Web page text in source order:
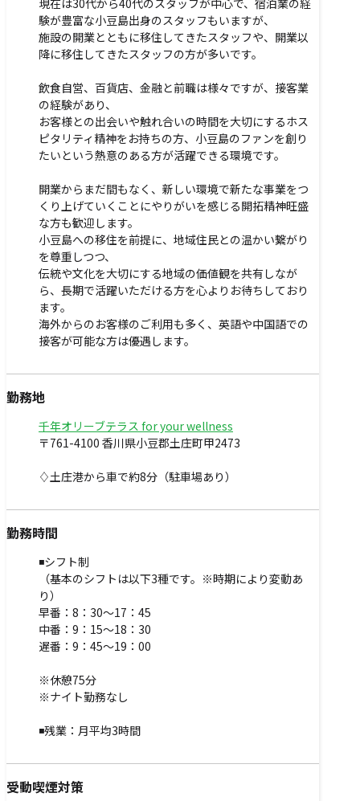
験が豊富な小豆島出身のスタッフもいますが、
施設の開業とともに移住してきたスタッフや、開業以
降に移住してきたスタッフの方が多いです。
飲食自営、百貨店、金融と前職は様々ですが、接客業
の経験があり、
お客様との出会いや触れ合いの時間を大切にするホス
ピタリティ精神をお持ちの方、小豆島のファンを創り
たいという熱意のある方が活躍できる環境です。
開業からまだ間もなく、新しい環境で新たな事業をつ
くり上げていくことにやりがいを感じる開拓精神旺盛
な方も歓迎します。
小豆島への移住を前提に、地域住民との温かい繋がり
を尊重しつつ、
伝統や文化を大切にする地域の価値観を共有しなが
ら、長期で活躍いただける方を心よりお待ちしており
ます。
海外からのお客様のご利用も多く、英語や中国語での
接客が可能な方は優遇します。
勤務地
千年オリーブテラス for your wellness
〒761-4100 香川県小豆郡土庄町甲2473
♢土庄港から車で約8分（駐車場あり）
勤務時間
◾️シフト制
（基本のシフトは以下3種です。※時期により変動あ
り）
早番：8：30〜17：45
中番：9：15〜18：30
遅番：9：45〜19：00
※休憩75分
※ナイト勤務なし
◾️残業：月平均3時間
受動喫煙対策